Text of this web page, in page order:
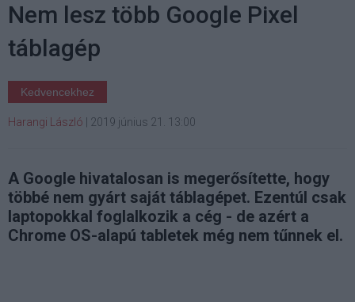
Nem lesz több Google Pixel
táblagép
Kedvencekhez
Harangi László 2019 június 21. 13:00
A Google hivatalosan is megerősítette, hogy
többé nem gyárt saját táblagépet. Ezentúl csak
laptopokkal foglalkozik a cég - de azért a
Chrome OS-alapú tabletek még nem tűnnek el.